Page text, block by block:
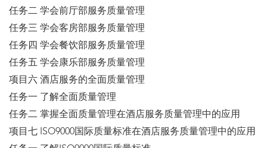
任务二 学会前厅部服务质量管理
任务三 学会客房部服务质量管理
任务四 学会餐饮部服务质量管理
任务五 学会康乐部服务质量管理
项目六 酒店服务的全面质量管理
任务一 了解全面质量管理
任务二 掌握全面质量管理在酒店服务质量管理中的应用
项目七 ISO9000国际质量标准在酒店服务质量管理中的应用